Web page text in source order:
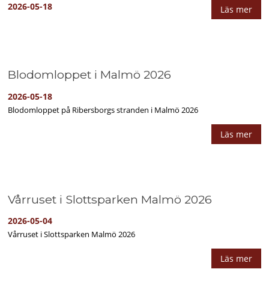
2026-05-18 Läs mer
Blodomloppet i Malmö 2026
2026-05-18
Blodomloppet på Ribersborgs stranden i Malmö 2026
Läs mer
Vårruset i Slottsparken Malmö 2026
2026-05-04
Vårruset i Slottsparken Malmö 2026
Läs mer